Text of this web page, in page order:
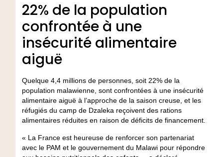
22% de la population
confrontée à une
insécurité alimentaire
aiguë
Quelque 4,4 millions de personnes, soit 22% de la
population malawienne, sont confrontées à une insécurité
alimentaire aiguë à l’approche de la saison creuse, et les
réfugiés du camp de Dzaleka reçoivent des rations
alimentaires réduites en raison de déficits de financement.
« La France est heureuse de renforcer son partenariat
avec le PAM et le gouvernement du Malawi pour répondre